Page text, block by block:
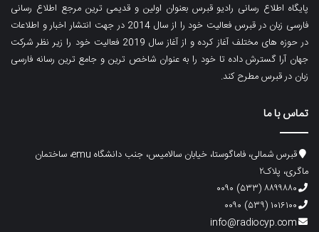
پایگاه اطلاع رسانی رادیو قبرس بعنوان اولین و قدیمی ترین مرجع اطلاع رسانی
فارسی زبان در قبرس فعالیت خود را از سال 2014 در جهت انتشار اخبار و اطلاعات
در حوزه های مختلف آغاز کرده و از آغاز سال 2019 فعالیت خود را زیر نظر شرکت
جهان آرا گسترش داده تا خود را به عنوان شاخص ترین و جامع ترین رسانه فارسی
زبان در قبرس مطرح کند.
تماس با ما
قبرس شمالی، فاماگوستا، خیابان سالامیس، جنب دانشگاه emu، ساختمان
ماگری، پلاک۲
۸۸۹۹۸۸۰ (۵۳۳) ۰۰۹۰
۱۰۱۶۱۰۰ (۵۳۹) ۰۰۹۰
info@radiocyp.com